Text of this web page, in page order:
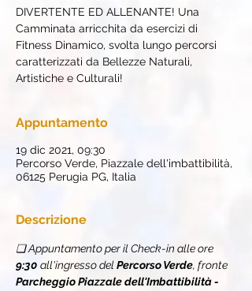
DIVERTENTE ED ALLENANTE! Una
Camminata arricchita da esercizi di
Fitness Dinamico, svolta lungo percorsi
caratterizzati da Bellezze Naturali,
Artistiche e Culturali!
Appuntamento
19 dic 2021, 09:30
Percorso Verde, Piazzale dell'imbattibilità,
06125 Perugia PG, Italia
Descrizione
❏ Appuntamento per il Check-in alle ore
9:30 all'ingresso del Percorso Verde, fronte
Parcheggio Piazzale dell'Imbattibilità -